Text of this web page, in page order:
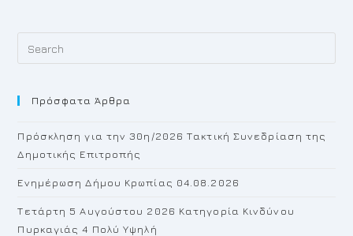
Πρόσφατα Άρθρα
Πρόσκληση για την 30η/2026 Τακτική Συνεδρίαση της
Δημοτικής Επιτροπής
Ενημέρωση Δήμου Κρωπίας 04.08.2026
Τετάρτη 5 Αυγούστου 2026 Κατηγορία Κινδύνου
Πυρκαγιάς 4 Πολύ Υψηλή